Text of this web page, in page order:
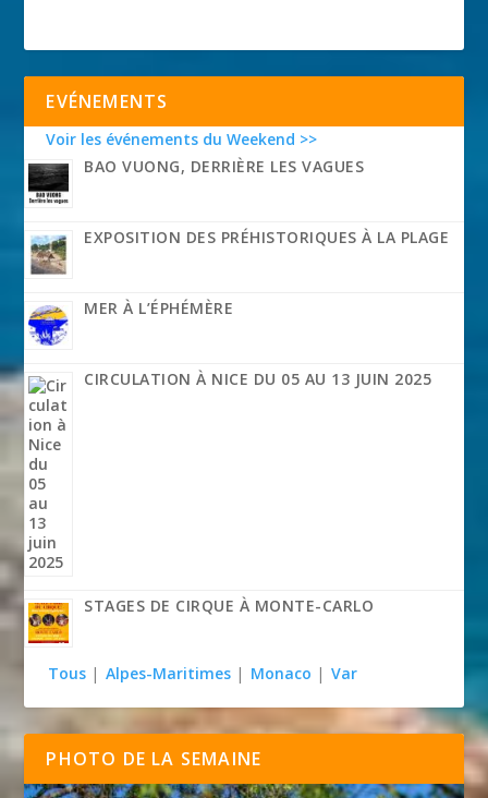
EVÉNEMENTS
Voir les événements du Weekend >>
BAO VUONG, DERRIÈRE LES VAGUES
EXPOSITION DES PRÉHISTORIQUES À LA PLAGE
MER À L’ÉPHÉMÈRE
CIRCULATION À NICE DU 05 AU 13 JUIN 2025
STAGES DE CIRQUE À MONTE-CARLO
Tous | Alpes-Maritimes | Monaco | Var
PHOTO DE LA SEMAINE